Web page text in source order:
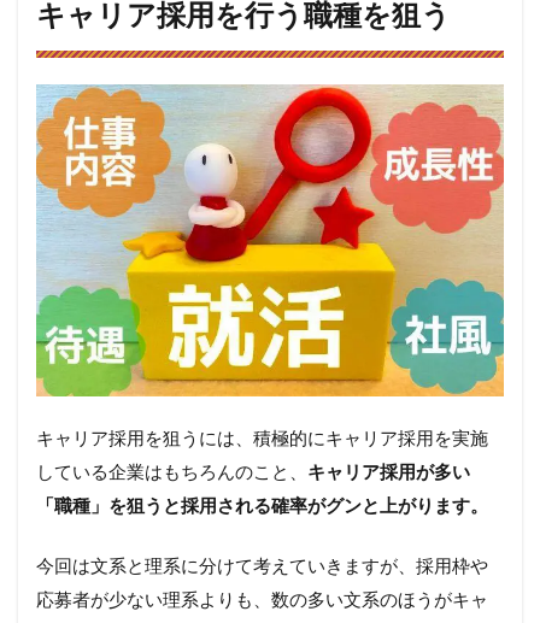
キャリア採用を行う職種を狙う
キャリア採用を狙うには、積極的にキャリア採用を実施
している企業はもちろんのこと、 キャリア採用が多い
「職種」を狙うと採用される確率がグンと上がります。
今回は文系と理系に分けて考えていきますが、採用枠や
応募者が少ない理系よりも、数の多い文系のほうがキャ